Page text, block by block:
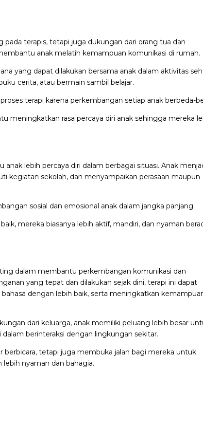
pada terapis, tetapi juga dukungan dari orang tua dan
anak melatih kemampuan komunikasi di rumah.
yang dapat dilakukan bersama anak dalam aktivitas
cerita, atau bermain sambil belajar.
terapi karena perkembangan setiap anak berbeda-
meningkatkan rasa percaya diri anak sehingga mereka
lebih percaya diri dalam berbagai situasi. Anak
kegiatan sekolah, dan menyampaikan perasaan maupun
sosial dan emosional anak dalam jangka panjang.
mereka biasanya lebih aktif, mandiri, dan nyaman
dalam membantu perkembangan komunikasi dan
yang tepat dan dilakukan sejak dini, terapi ini dapat
dengan lebih baik, serta meningkatkan
dari keluarga, anak memiliki peluang lebih besar
berinteraksi dengan lingkungan sekitar.
berbicara, tetapi juga membuka jalan bagi mereka untuk
nyaman dan bahagia.